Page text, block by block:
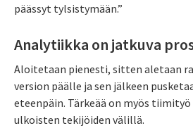
päässyt tylsistymään.”
Analytiikka on jatkuva
Aloitetaan pienesti, sitten aletaan
version päälle ja sen jälkeen
eteenpäin. Tärkeää on myös tiimityö
ulkoisten tekijöiden välillä.